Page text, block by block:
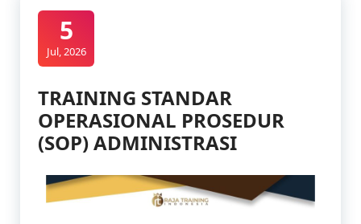
5
Jul, 2026
TRAINING STANDAR
OPERASIONAL PROSEDUR
(SOP) ADMINISTRASI